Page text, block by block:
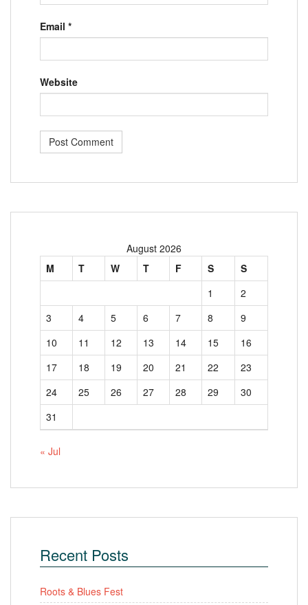
Email *
Website
August 2026
M
T W T F S
S
1
2
3
4 5 6 7 8
9
10
11 12 13 14 15
16
17
18 19 20 21 22
23
24
25 26 27 28 29
30
31
« Jul
Recent Posts
Roots & Blues Fest